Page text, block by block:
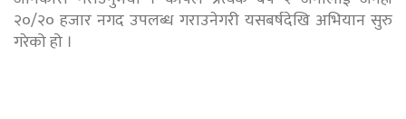
२०/२० हजार नगद उपलब्ध गराउनेगरी यसबर्षदेखि अभियान सुरु
गरेको हो ।